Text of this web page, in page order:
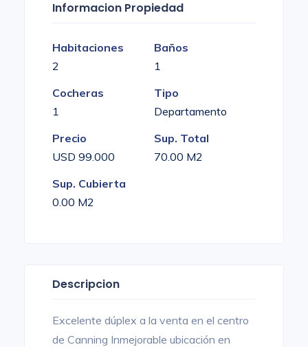
Informacion Propiedad
Habitaciones
2
Baños
1
Cocheras
1
Tipo
Departamento
Precio
USD 99.000
Sup. Total
70.00 M2
Sup. Cubierta
0.00 M2
Descripcion
Excelente dúplex a la venta en el centro
de Canning Inmejorable ubicación en